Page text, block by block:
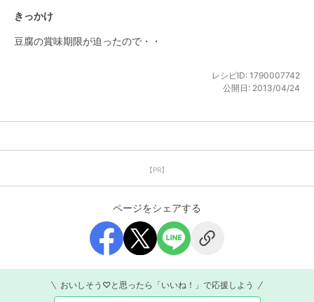
きっかけ
豆腐の賞味期限が迫ったので・・
レシピID: 1790007742
公開日: 2013/04/24
【PR】
ページをシェアする
おいしそう♡と思ったら「いいね！」で応援しよう